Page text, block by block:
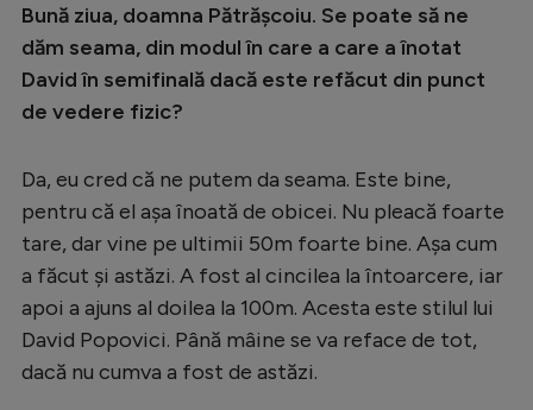
EURO 2024
Stranieri
Clasamente
Tenis
Handbal
Formula 1
Bună ziua, doamna Pătrășcoiu. Se poate să ne
dăm seama, din modul în care a care a înotat
David în semifinală dacă este refăcut din punct
de vedere fizic?
Da, eu cred că ne putem da seama. Este bine,
pentru că el așa înoată de obicei. Nu pleacă foarte
tare, dar vine pe ultimii 50m foarte bine. Așa cum
a făcut și astăzi. A fost al cincilea la întoarcere, iar
apoi a ajuns al doilea la 100m. Acesta este stilul lui
David Popovici. Până mâine se va reface de tot,
dacă nu cumva a fost de astăzi.